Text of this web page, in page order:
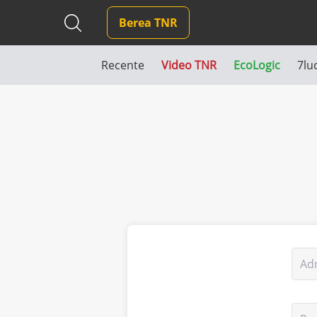
Berea TNR
Recente Video TNR EcoLogic